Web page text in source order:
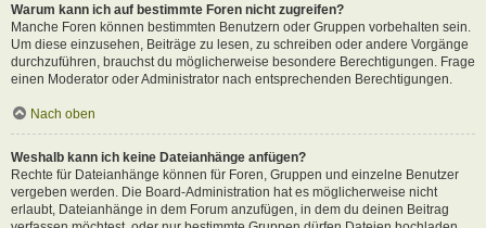
Warum kann ich auf bestimmte Foren nicht zugreifen?
Manche Foren können bestimmten Benutzern oder Gruppen vorbehalten sein.
Um diese einzusehen, Beiträge zu lesen, zu schreiben oder andere Vorgänge
durchzuführen, brauchst du möglicherweise besondere Berechtigungen. Frage
einen Moderator oder Administrator nach entsprechenden Berechtigungen.
Nach oben
Weshalb kann ich keine Dateianhänge anfügen?
Rechte für Dateianhänge können für Foren, Gruppen und einzelne Benutzer
vergeben werden. Die Board-Administration hat es möglicherweise nicht
erlaubt, Dateianhänge in dem Forum anzufügen, in dem du deinen Beitrag